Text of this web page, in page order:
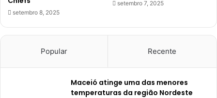
setembro 8, 2025
setembro 7, 2025
Popular Recente
Maceió atinge uma das menores
temperaturas da região Nordeste